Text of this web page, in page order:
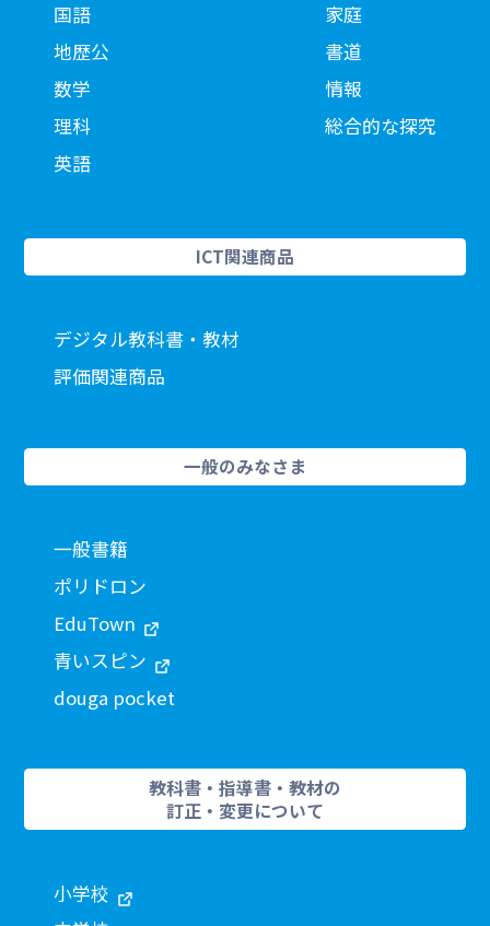
国語
地歴公
数学
理科
英語
家庭
書道
情報
総合的な探究
ICT関連商品
デジタル教科書・教材
評価関連商品
一般のみなさま
一般書籍
ポリドロン
EduTown
青いスピン
douga pocket
教科書・指導書・教材の
訂正・変更について
小学校